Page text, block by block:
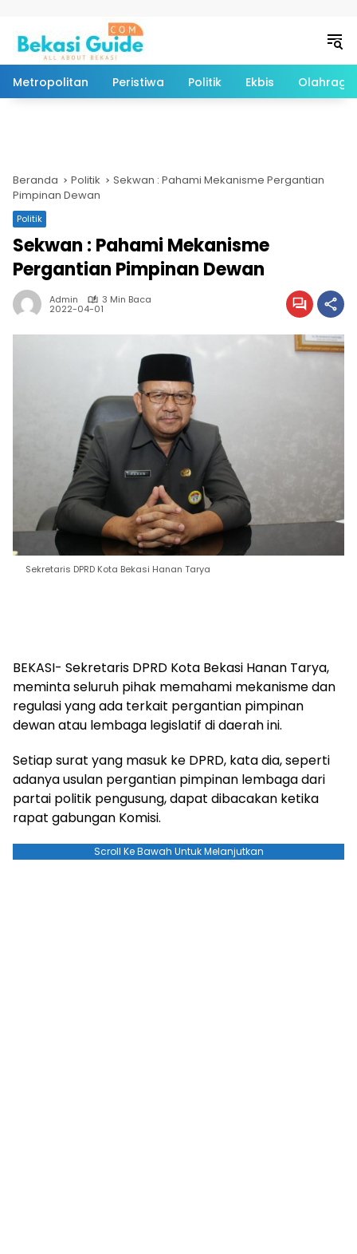
Metropolitan Peristiwa Politik Ekbis Olahraga
Beranda Politik
Sekwan : Pahami Mekanisme Pergantian
Pimpinan Dewan
Politik
Sekwan : Pahami Mekanisme
Pergantian Pimpinan Dewan
Admin 3 Min Baca
2022-04-01
Sekretaris DPRD Kota Bekasi Hanan Tarya
BEKASI- Sekretaris DPRD Kota Bekasi Hanan Tarya,
meminta seluruh pihak memahami mekanisme dan
regulasi yang ada terkait pergantian pimpinan
dewan atau lembaga legislatif di daerah ini.
Setiap surat yang masuk ke DPRD, kata dia, seperti
adanya usulan pergantian pimpinan lembaga dari
partai politik pengusung, dapat dibacakan ketika
rapat gabungan Komisi.
Scroll Ke Bawah Untuk Melanjutkan